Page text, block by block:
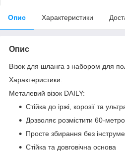
Опис Характеристики
Опис
Візок для шланга з набором для
Характеристики:
Металевий візок DAILY:
Стійка до іржі, корозії та
Дозволяє розмістити 60-
Просте збирання без
Стійка та довговічна основа